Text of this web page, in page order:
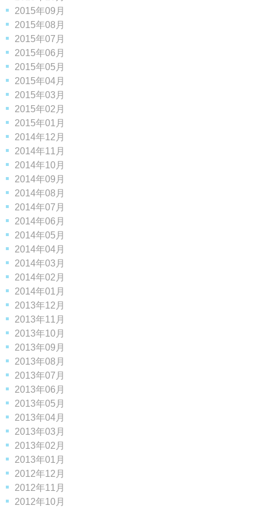
2015年09月
2015年08月
2015年07月
2015年06月
2015年05月
2015年04月
2015年03月
2015年02月
2015年01月
2014年12月
2014年11月
2014年10月
2014年09月
2014年08月
2014年07月
2014年06月
2014年05月
2014年04月
2014年03月
2014年02月
2014年01月
2013年12月
2013年11月
2013年10月
2013年09月
2013年08月
2013年07月
2013年06月
2013年05月
2013年04月
2013年03月
2013年02月
2013年01月
2012年12月
2012年11月
2012年10月